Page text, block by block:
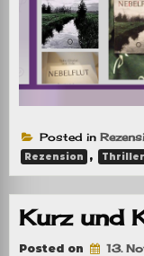
Posted in
Rezension , Thriller
Kurz und
Posted on 13.